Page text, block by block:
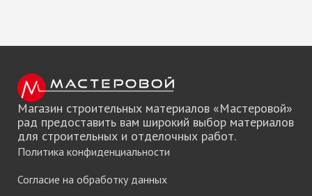
Магазин строительных материалов «Мастеровой»
рад предоставить вам широкий выбор материалов
для строительных и отделочных работ.
Политика конфиденциальности
Согласие на обработку данных